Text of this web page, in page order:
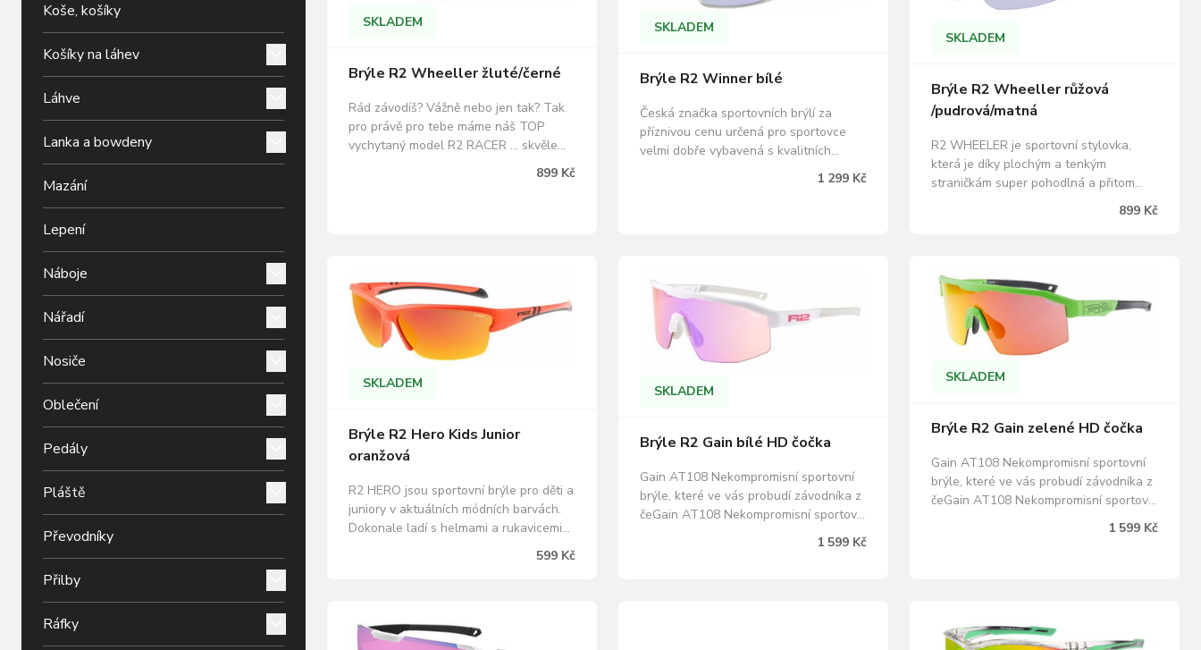
Koše, košíky
Košíky na láhev
Láhve
Lanka a bowdeny
Mazání
Lepení
Náboje
Nářadí
Nosiče
Oblečení
Pedály
Pláště
Převodníky
Přilby
Ráfky
SKLADEM
Brýle R2 Wheeller žluté/černé
Rád závodíš? Vážně nebo jen tak? Tak
pro právě pro tebe máme náš TOP
vychytaný model R2 RACER … skvěle
nastavitelným stranicím a nosníku, v
899 Kč
SKLADEM
Brýle R2 Winner bílé
Česká značka sportovních brýlí za
příznivou cenu určená pro sportovce
velmi dobře vybavená s kvalitních
materiálů, které dobře sedí a jsou
lehké. Na výběr jsou čočky od běžných
1 299 Kč
SKLADEM
Brýle R2 Wheeller růžová
/pudrová/matná
R2 WHEELER je sportovní stylovka,
která je díky plochým a tenkým
straničkám super pohodlná a přitom
zásadně snižuje váhu a zvyšuje
životnost těchto velmi pohodlných
slunečních…
899 Kč
SKLADEM
Brýle R2 Hero Kids Junior
oranžová
R2 HERO jsou sportovní brýle pro děti a
juniory v aktuálních módních barvách.
Dokonale ladí s helmami a rukavicemi
ochranný pytlík, vhodný i k čištění
Odolnost brýlí…
599 Kč
SKLADEM
Brýle R2 Gain bílé HD čočka
Gain AT108 Nekompromisní sportovní
brýle, které ve vás probudí závodníka z
čeGain AT108 Nekompromisní sportovní
brýle, které ve vás probudí závodníka z
1 599 Kč
SKLADEM
Brýle R2 Gain zelené HD čočka
Gain AT108 Nekompromisní sportovní
brýle, které ve vás probudí závodníka z
čeGain AT108 Nekompromisní sportovní
brýle, které ve vás probudí závodníka z
čela pelotonu. R2 GAIN, typické svými
1 599 Kč